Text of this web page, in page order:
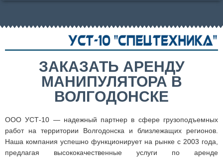
ЗАКАЗАТЬ АРЕНДУ
МАНИПУЛЯТОРА В
ВОЛГОДОНСКЕ
ООО УСТ-10 — надежный партнер в сфере грузоподъемных
работ на территории Волгодонска и близлежащих регионов.
Наша компания успешно функционирует на рынке с 2003 года,
предлагая высококачественные услуги по аренде